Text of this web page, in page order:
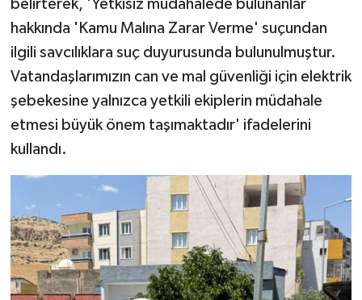
belirterek, 'Yetkisiz müdahalede bulunanlar
hakkında 'Kamu Malına Zarar Verme' suçundan
ilgili savcılıklara suç duyurusunda bulunulmuştur.
Vatandaşlarımızın can ve mal güvenliği için elektrik
şebekesine yalnızca yetkili ekiplerin müdahale
etmesi büyük önem taşımaktadır' ifadelerini
kullandı.